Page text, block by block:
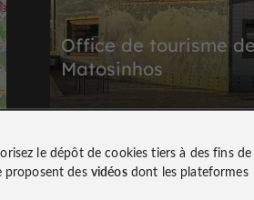
Office de tourisme de
Matosinhos
8,2 km
le dépôt de cookies tiers à des fins de
proposent des vidéosdont les plateformes